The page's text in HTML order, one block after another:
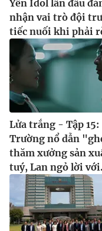
Yến Idol lần đầu
nhận vai trò đội
tiếc nuối khi phải
Lửa trắng - Tập 15:
Trường nổ dẫn
thăm xưởng sản
tuý, Lan ngỏ lời